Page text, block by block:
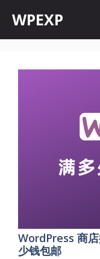
内
WPEXP
WordPress 商
少钱包邮